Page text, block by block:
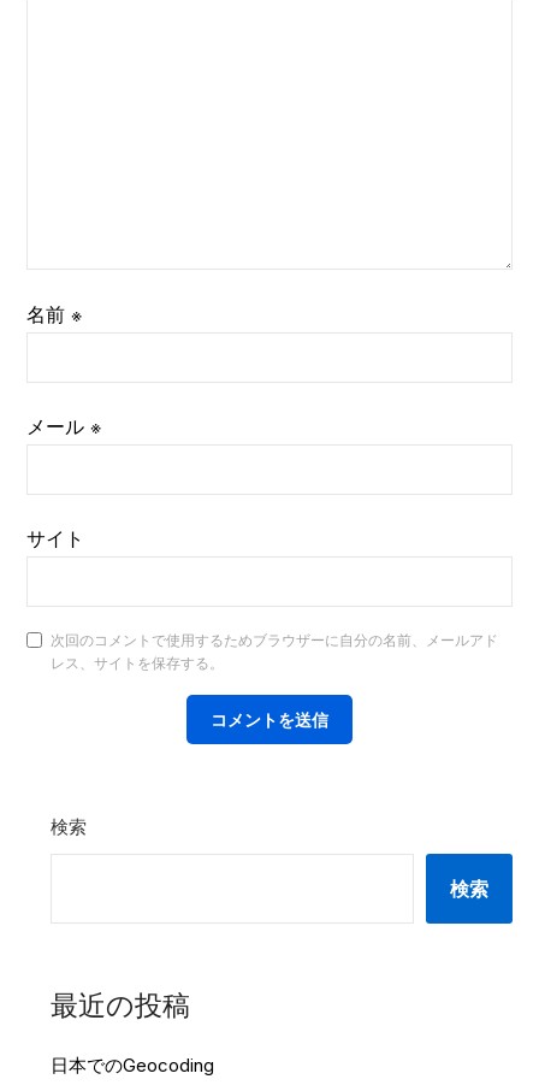
名前※
メール※
サイト
次回のコメントで使用するためブラウザーに自分の名前、メールアド
レス、サイトを保存する。
検索
検索
最近の投稿
日本でのGeocoding